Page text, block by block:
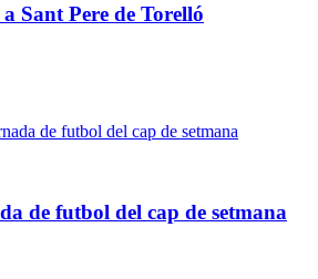
Sant Pere de Torelló
de futbol del cap de setmana